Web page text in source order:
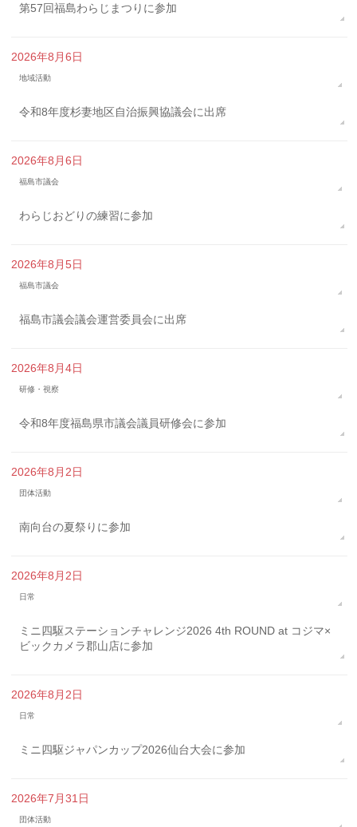
第57回福島わらじまつりに参加
2026年8月6日
地域活動
令和8年度杉妻地区自治振興協議会に出席
2026年8月6日
福島市議会
わらじおどりの練習に参加
2026年8月5日
福島市議会
福島市議会議会運営委員会に出席
2026年8月4日
研修・視察
令和8年度福島県市議会議員研修会に参加
2026年8月2日
団体活動
南向台の夏祭りに参加
2026年8月2日
日常
ミニ四駆ステーションチャレンジ2026 4th ROUND at コジマ×
ビックカメラ郡山店に参加
2026年8月2日
日常
ミニ四駆ジャパンカップ2026仙台大会に参加
2026年7月31日
団体活動